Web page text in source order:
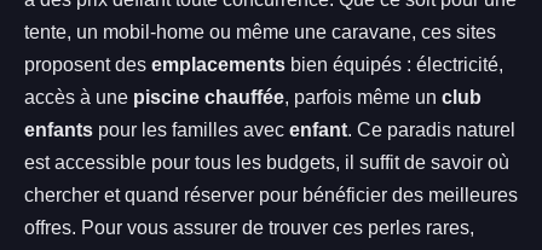
tente, un mobil-home ou même une caravane, ces sites
proposent des emplacements bien équipés : électricité,
accès à une piscine chauffée, parfois même un club
enfants pour les familles avec enfant. Ce paradis naturel
est accessible pour tous les budgets, il suffit de savoir où
chercher et quand réserver pour bénéficier des meilleures
offres. Pour vous assurer de trouver ces perles rares,